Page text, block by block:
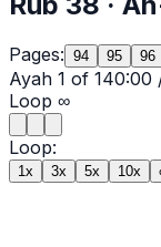
Pages: 94 95 96
Ayah 1 of 140:00
Loop ∞
Loop:
1x 3x 5x 10x